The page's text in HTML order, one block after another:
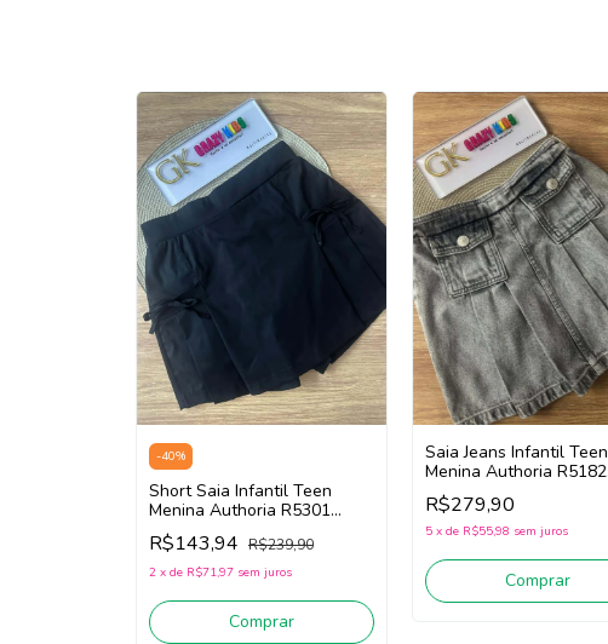
-40%
Short Saia Infantil Teen
Menina Authoria R5301
(Preto)
R$143,94 R$239,90
2 x de R$71,97 sem juros
Comprar
Saia Jeans Infantil Teen
Menina Authoria R5182
(Preto)
R$279,90
5 x de R$55,98 sem juros
Comprar